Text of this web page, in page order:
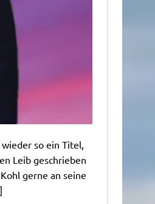
so ein Titel,
Leib geschrieben
gerne an seine